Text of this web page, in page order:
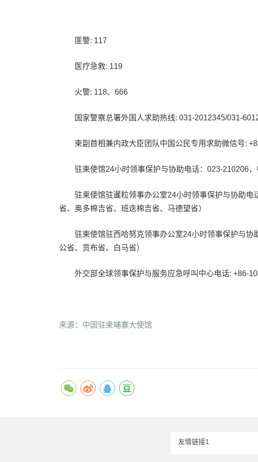
匪警: 117
医疗急救: 119
火警: 118、666
国家警察总署外国人求助热线: 031-2012345/031-
柬副首相兼内政大臣团队中国公民专用求助微信号:
驻柬使馆24小时领事保护与协助电话：023-210206，
驻柬使馆驻暹粒领事办公室24小时领事保护与协助电
省、奥多棉吉省、班迭棉吉省、马德望省）
驻柬使馆驻西哈努克领事办公室24小时领事保护与协
公省、贡布省、白马省）
外交部全球领事保护与服务应急呼叫中心电话: +86-
来源：中国驻柬埔寨大使馆
友情链接1